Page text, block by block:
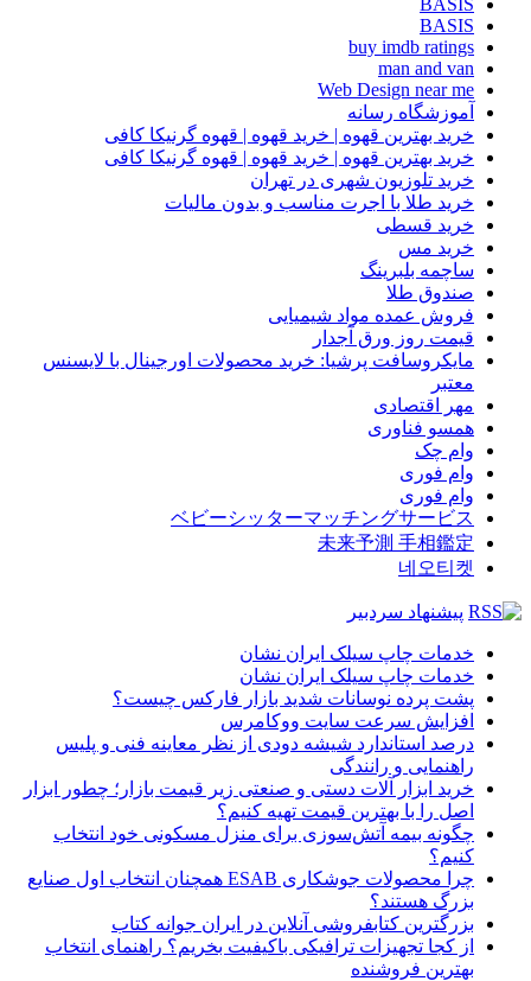
BASIS
BASIS
buy imdb ratings
man and van
Web Design near me
آموزشگاه رسانه
خرید بهترین قهوه | خرید قهوه | قهوه گرنیکا کافی
خرید بهترین قهوه | خرید قهوه | قهوه گرنیکا کافی
خرید تلوزیون شهری در تهران
خرید طلا با اجرت مناسب و بدون مالیات
خرید قسطی
خرید مس
ساچمه بلبرینگ
صندوق طلا
فروش عمده مواد شیمیایی
قیمت روز ورق آجدار
مایکروسافت پرشیا: خرید محصولات اورجینال با لایسنس
معتبر
مهر اقتصادی
همسو فناوری
وام چک
وام فوری
وام فوری
ベビーシッターマッチングサービス
未来予測 手相鑑定
네오티켓
پیشنهاد سردبیر
خدمات چاپ سیلک ایران نشان
خدمات چاپ سیلک ایران نشان
پشت پرده نوسانات شدید بازار فارکس چیست؟
افزایش سرعت سایت ووکامرس
درصد استاندارد شیشه دودی از نظر معاینه فنی و پلیس
راهنمایی و رانندگی
خرید ابزار آلات دستی و صنعتی زیر قیمت بازار؛ چطور ابزار
اصل را با بهترین قیمت تهیه کنیم؟
چگونه بیمه آتش‌سوزی برای منزل مسکونی خود انتخاب
کنیم؟
چرا محصولات جوشکاری ESAB همچنان انتخاب اول صنایع
بزرگ هستند؟
بزرگترین کتابفروشی آنلاین در ایران جوانه کتاب
از کجا تجهیزات ترافیکی باکیفیت بخریم؟ راهنمای انتخاب
بهترین فروشنده